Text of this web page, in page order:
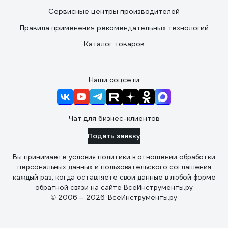
Сервисные центры производителей
Правила применения рекомендательных технологий
Каталог товаров
Наши соцсети
Чат для бизнес-клиентов
Подать заявку
Вы принимаете условия политики в отношении обработки
персональных данных и пользовательского соглашения
каждый раз, когда оставляете свои данные в любой форме
обратной связи на сайте ВсеИнструменты.ру
© 2006 — 2026. ВсеИнструменты.ру